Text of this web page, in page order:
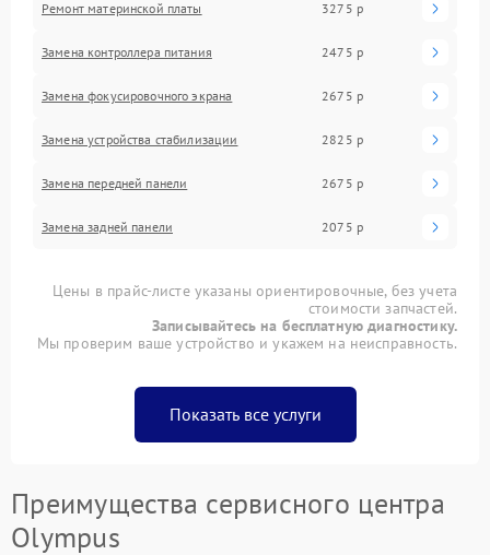
Ремонт материнской платы 3275 р
Замена контроллера питания 2475 р
Замена фокусировочного экрана 2675 р
Замена устройства стабилизации 2825 р
Замена передней панели 2675 р
Замена задней панели 2075 р
Цены в прайс-листе указаны ориентировочные, без учета
стоимости запчастей.
Записывайтесь на бесплатную диагностику.
Мы проверим ваше устройство и укажем на неисправность.
Показать все услуги
Преимущества сервисного центра
Olympus